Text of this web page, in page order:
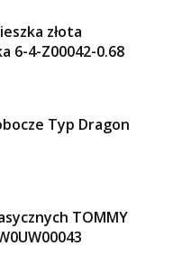
złota
6-4-Z00042-0.68
Typ Dragon
TOMMY